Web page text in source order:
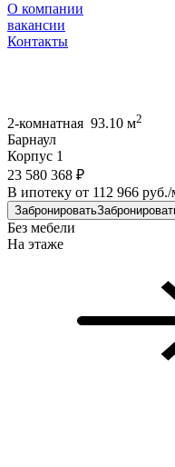
О компании
вакансии
Контакты
2-комнатная 93.10 м2
Барнаул
Корпус 1
23 580 368 ₽
В ипотеку от 112 966 руб./
Забронировать
Без мебели
На этаже